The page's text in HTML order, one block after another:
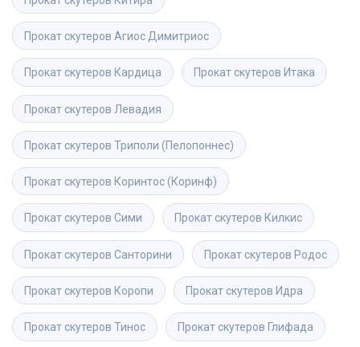
Прокат скутеров Агиос Димитриос
Прокат скутеров Кардица Прокат скутеров Итака
Прокат скутеров Левадия
Прокат скутеров Триполи (Пелопоннес)
Прокат скутеров Коринтос (Коринф)
Прокат скутеров Сими Прокат скутеров Килкис
Прокат скутеров Санторини Прокат скутеров Родос
Прокат скутеров Коропи Прокат скутеров Идра
Прокат скутеров Тинос Прокат скутеров Глифада